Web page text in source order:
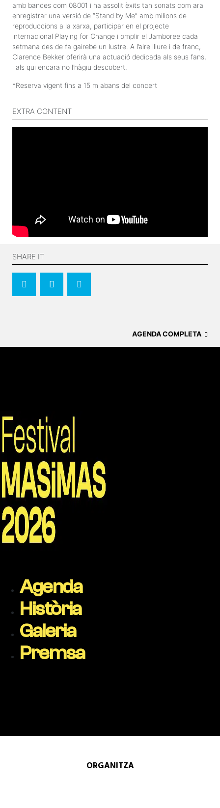
amb bandes com 08001 i ha assolit èxits tan sonats com ara
enregistrar una versió de “Stand by Me” amb milions de
reproduccions a la xarxa, participar en el projecte
internacional Playing for Change i omplir el Jamboree cada
setmana des de fa gairebé un lustre. A l’aire lliure i de franc,
Clarence Bekker oferirà una actuació dedicada als seus fans,
i als qui encara no l’hàgiu descobert.
*Reserva vigent fins a 15 m abans del concert
EXTRA CONTENT
SHARE IT
AGENDA COMPLETA
Agenda
Història
Galeria
Premsa
ORGANITZA